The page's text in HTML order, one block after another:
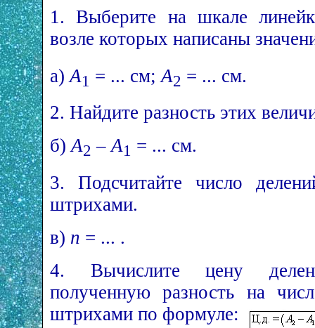
1. Выберите на шкале
возле которых написаны
а) A1 = ... см; A2 = ... см.
2. Найдите разность этих
б)A2 –A1 = ... см.
3. Подсчитайте число
штрихами.
в) n = ... .
4. Вычислите цену
полученную разность на
штрихами по формуле: